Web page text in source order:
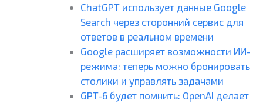
ChatGPT использует данные Google
Search через сторонний сервис для
ответов в реальном времени
Google расширяет возможности ИИ-
режима: теперь можно бронировать
столики и управлять задачами
GPT-6 будет помнить: OpenAI делает